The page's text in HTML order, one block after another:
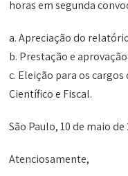
horas em segunda
a. Apreciação do
b. Prestação e
c. Eleição para os
Científico e Fiscal.
São Paulo, 10 de maio de
Atenciosamente,